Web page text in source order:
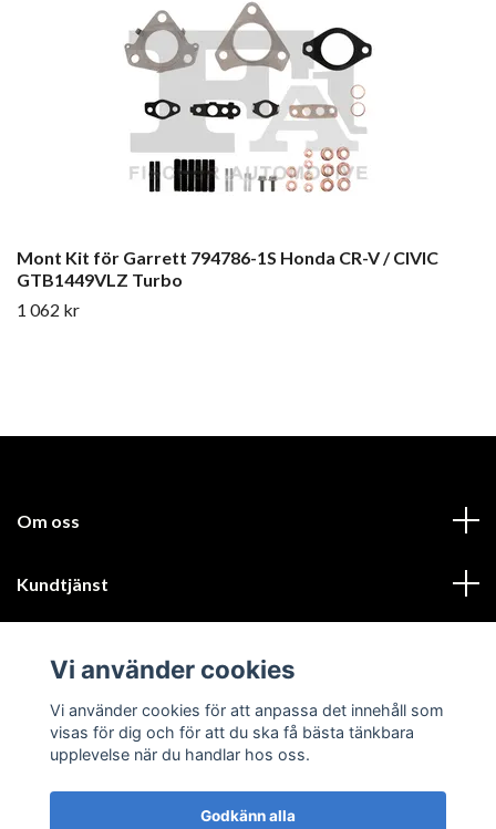
Mont Kit för Garrett 794786-1S Honda CR-V / CIVIC
GTB1449VLZ Turbo
1 062 kr
Om oss
Kundtjänst
Sociala medier
Vi använder cookies
Vi använder cookies för att anpassa det innehåll som
visas för dig och för att du ska få bästa tänkbara
upplevelse när du handlar hos oss.
Godkänn alla